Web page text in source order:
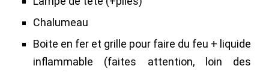
Chalumeau
Boite en fer et grille pour faire du feu + liquide
inflammable (faites attention, loin des